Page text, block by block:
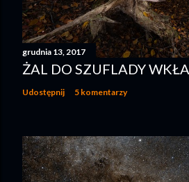
grudnia 13, 2017
ŻAL DO SZUFLADY
Udostępnij 5 komentarzy